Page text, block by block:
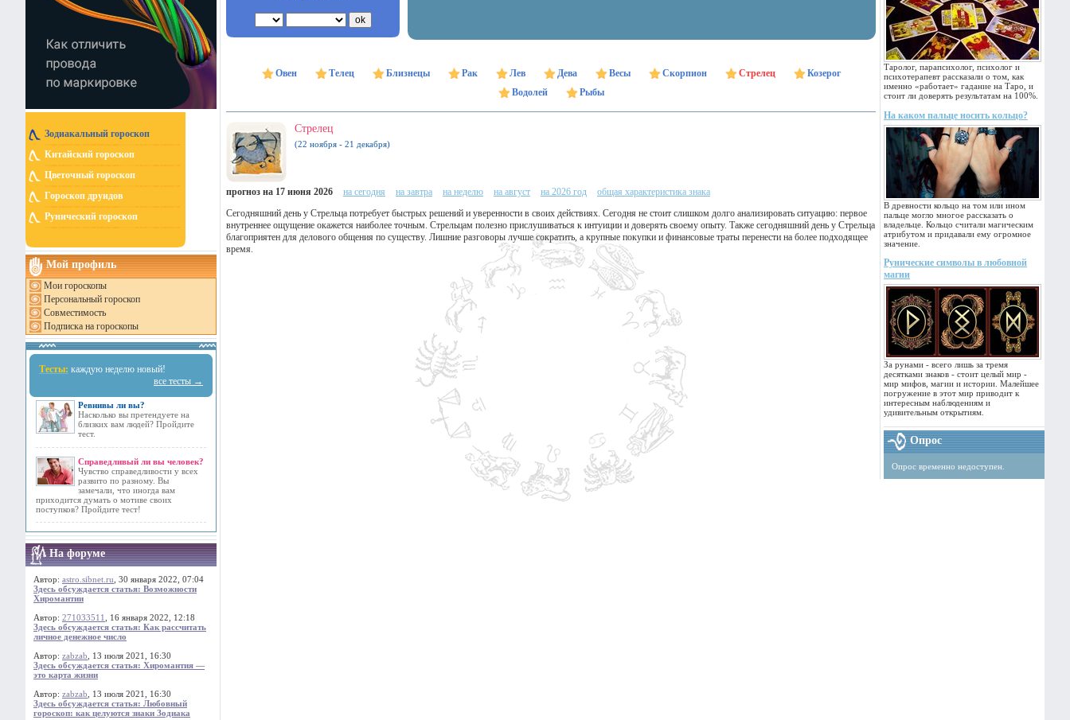
Зодиакальный гороскоп
Китайский гороскоп
Цветочный гороскоп
Гороскоп друидов
Рунический гороскоп
Мой профиль
Мои гороскопы
Персональный гороскоп
Совместимость
Подписка на гороскопы
Тесты: каждую неделю новый!
все тесты →
Ревнивы ли вы?
Насколько вы претендуете на
близких вам людей? Пройдите
тест.
Справедливый ли вы человек?
Чувство справедливости у всех
развито по разному. Вы
замечали, что иногда вам
приходится думать о мотиве своих
поступков? Пройдите тест!
На форуме
Автор: astro.sibnet.ru , 30 января 2022, 07:04
Здесь обсуждается статья: Возможности
Хиромантии
Автор: 271033511
, 16 января 2022, 12:18
Здесь обсуждается статья: Как рассчитать
личное денежное число
Автор: zabzab , 13 июля 2021, 16:30
Здесь обсуждается статья: Хиромантия —
это карта жизни
Автор: zabzab , 13 июля 2021, 16:30
Здесь обсуждается статья: Любовный
гороскоп: как целуются знаки Зодиака
Таролог, парапсихолог, психолог и
психотерапевт рассказали о том, как
именно «работает» гадание на Таро, и
стоит ли доверять результатам на 100%.
На каком пальце носить кольцо?
В древности кольцо на том или ином
пальце могло многое рассказать о
владельце. Кольцо считали магическим
атрибутом и придавали ему огромное
значение.
Рунические символы в любовной
магии
За рунами - всего лишь за тремя
десятками знаков - стоит целый мир -
мир мифов, магии и истории. Малейшее
погружение в этот мир приводит к
интересным наблюдениям и
удивительным открытиям.
Опрос
Опрос временно недоступен.
Овен Телец Близнецы Рак Лев Дева Весы Скорпион Стрелец
Козерог
Водолей
Рыбы
Стрелец
(22 ноября - 21 декабря)
прогноз на 17 июня 2026 на сегодня на завтра на неделю на август на 2026 год
общая характеристика знака
Сегодняшний день у Стрельца потребует быстрых решений и уверенности в своих действиях. Сегодня не стоит слишком долго анализировать ситуацию: первое
внутреннее ощущение окажется наиболее точным. Стрельцам полезно прислушиваться к интуиции и доверять своему опыту. Также сегодняшний день у Стрельца
благоприятен для делового общения по существу. Лишние разговоры лучше сократить, а крупные покупки и финансовые траты перенести на более подходящее
время.